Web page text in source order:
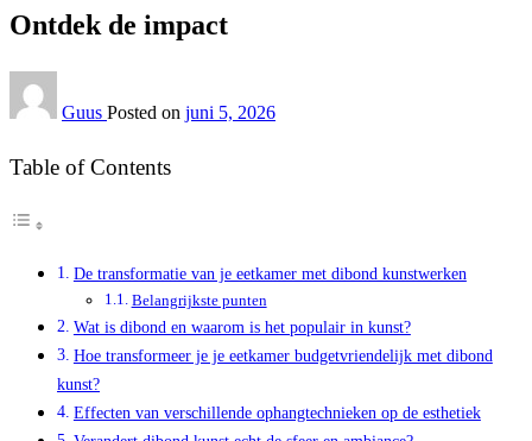
Ontdek de impact
Guus Posted on juni 5, 2026
Table of Contents
De transformatie van je eetkamer met dibond kunstwerken
Belangrijkste punten
Wat is dibond en waarom is het populair in kunst?
Hoe transformeer je je eetkamer budgetvriendelijk met dibond
kunst?
Effecten van verschillende ophangtechnieken op de esthetiek